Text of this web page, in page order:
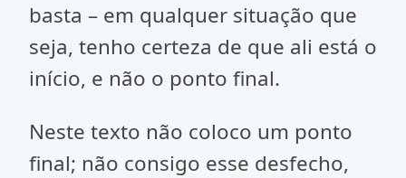
basta – em qualquer situação que
seja, tenho certeza de que ali está o
início, e não o ponto final.
Neste texto não coloco um ponto
final; não consigo esse desfecho,